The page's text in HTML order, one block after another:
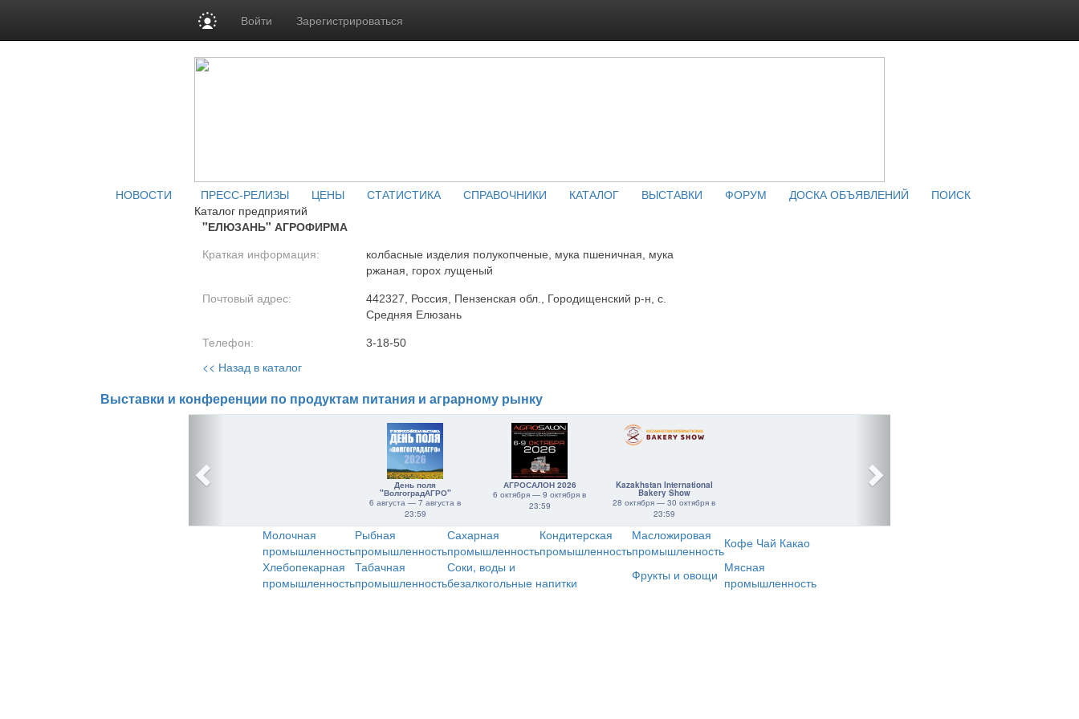
Войти Зарегистрироваться
НОВОСТИ ПРЕСС-РЕЛИЗЫ ЦЕНЫ СТАТИСТИКА СПРАВОЧНИКИ КАТАЛОГ ВЫСТАВКИ ФОРУМ ДОСКА ОБЪЯВЛЕНИЙ
ПОИСК
Каталог предприятий
"ЕЛЮЗАНЬ" АГРОФИРМА
Краткая информация:
колбасные изделия полукопченые, мука пшеничная, мука
ржаная, горох лущеный
Почтовый адрес:
442327, Россия, Пензенская обл., Городищенский р-н, с.
Средняя Елюзань
Телефон: 3-18-50
<< Назад в каталог
Выставки и конференции по продуктам питания и аграрному рынку
День поля
"ВолгоградАГРО"
6 августа — 7 августа в
23:59
АГРОСАЛОН 2026
6 октября — 9 октября в
23:59
Kazakhstan International
Bakery Show
28 октября — 30 октября в
23:59
Молочная
промышленность
Рыбная
промышленность
Сахарная
промышленность
Кондитерская
промышленность
Масложировая
промышленностьКофе Чай Какао
Хлебопекарная
промышленность
Табачная
промышленность
Соки, воды и
безалкогольные напитки
Фрукты и овощи Мясная
промышленность